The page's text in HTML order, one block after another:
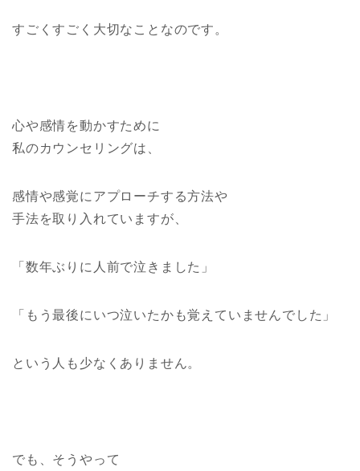
すごくすごく大切なことなのです。
心や感情を動かすために
私のカウンセリングは、
感情や感覚にアプローチする方法や
手法を取り入れていますが、
「数年ぶりに人前で泣きました」
「もう最後にいつ泣いたかも覚えていませんでした」
という人も少なくありません。
でも、そうやって